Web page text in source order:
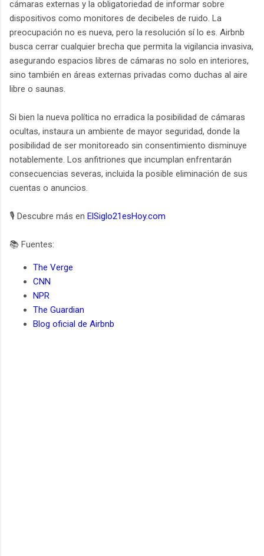
cámaras externas y la obligatoriedad de informar sobre
dispositivos como monitores de decibeles de ruido. La
preocupación no es nueva, pero la resolución sí lo es. Airbnb
busca cerrar cualquier brecha que permita la vigilancia invasiva,
asegurando espacios libres de cámaras no solo en interiores,
sino también en áreas externas privadas como duchas al aire
libre o saunas.
Si bien la nueva política no erradica la posibilidad de cámaras
ocultas, instaura un ambiente de mayor seguridad, donde la
posibilidad de ser monitoreado sin consentimiento disminuye
notablemente. Los anfitriones que incumplan enfrentarán
consecuencias severas, incluida la posible eliminación de sus
cuentas o anuncios.
🎙️ Descubre más en ElSiglo21esHoy.com
📚 Fuentes:
The Verge
CNN
NPR
The Guardian
Blog oficial de Airbnb